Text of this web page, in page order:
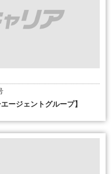
ージェントグループ】